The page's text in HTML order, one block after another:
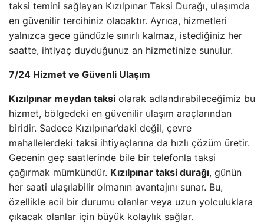
taksi temini sağlayan Kızılpınar Taksi Durağı, ulaşımda
en güvenilir tercihiniz olacaktır. Ayrıca, hizmetleri
yalnızca gece gündüzle sınırlı kalmaz, istediğiniz her
saatte, ihtiyaç duyduğunuz an hizmetinize sunulur.
7/24 Hizmet ve Güvenli Ulaşım
Kızılpınar meydan taksi olarak adlandırabileceğimiz bu
hizmet, bölgedeki en güvenilir ulaşım araçlarından
biridir. Sadece Kızılpınar’daki değil, çevre
mahallelerdeki taksi ihtiyaçlarına da hızlı çözüm üretir.
Gecenin geç saatlerinde bile bir telefonla taksi
çağırmak mümkündür. Kızılpınar taksi durağı, günün
her saati ulaşılabilir olmanın avantajını sunar. Bu,
özellikle acil bir durumu olanlar veya uzun yolculuklara
çıkacak olanlar için büyük kolaylık sağlar.